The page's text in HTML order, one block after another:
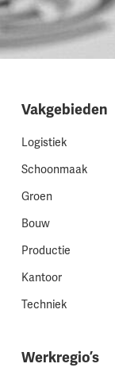
Vakgebieden
Logistiek
Schoonmaak
Groen
Bouw
Productie
Kantoor
Techniek
Werkregio’s